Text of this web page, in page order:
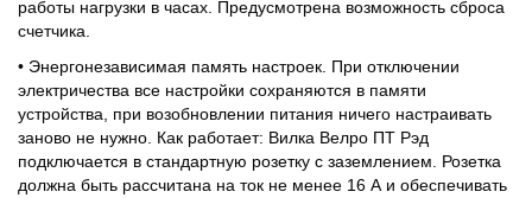
работы нагрузки в часах. Предусмотрена возможность сброса
счетчика.
• Энергонезависимая память настроек. При отключении
электричества все настройки сохраняются в памяти
устройства, при возобновлении питания ничего настраивать
заново не нужно. Как работает: Вилка Велро ПТ Рэд
подключается в стандартную розетку с заземлением. Розетка
должна быть рассчитана на ток не менее 16 А и обеспечивать